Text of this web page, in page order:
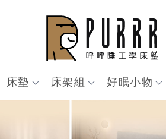
床墊 床架組 好眠小物